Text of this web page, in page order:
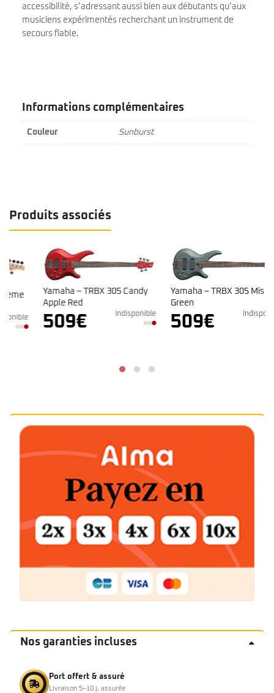
accessibilité, s’adressant aussi bien aux débutants qu’aux
musiciens expérimentés recherchant un instrument de
secours fiable.
Informations complémentaires
Couleur Sunburst
Produits associés
Yamaha – TRBX 305 Candy
Apple Red
509€ Indisponible
Yamaha – TRBX 305 Mist
509€ Indisponible
Nos garanties incluses
Port offert & assuré
Livraison 5–10 j, assurée